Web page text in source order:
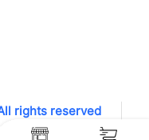
rights reserved